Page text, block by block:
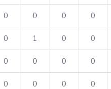
0 0 0 0
0 1 0 0
0 0 0 0
0 0 0 0